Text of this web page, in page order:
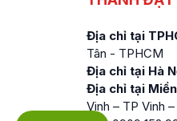
Địa chỉ tại
Tân - TPHCM
Địa chỉ tại Hà
Địa chỉ tại
Vinh – TP Vinh